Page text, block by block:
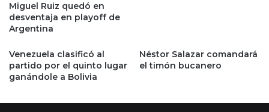
Miguel Ruiz quedó en
desventaja en playoff de
Argentina
Venezuela clasificó al
partido por el quinto lugar
ganándole a Bolivia
Néstor Salazar comandará
el timón bucanero